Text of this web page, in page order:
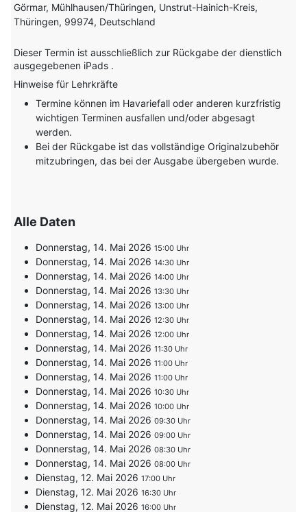
Görmar, Mühlhausen/Thüringen, Unstrut-Hainich-Kreis,
Thüringen, 99974, Deutschland
Dieser Termin ist ausschließlich zur Rückgabe der dienstlich
ausgegebenen iPads .
Hinweise für Lehrkräfte
Termine können im Havariefall oder anderen kurzfristig
wichtigen Terminen ausfallen und/oder abgesagt
werden.
Bei der Rückgabe ist das vollständige Originalzubehör
mitzubringen, das bei der Ausgabe übergeben wurde.
Alle Daten
Donnerstag, 14. Mai 202615:00
Donnerstag, 14. Mai 202614:30
Donnerstag, 14. Mai 202614:00
Donnerstag, 14. Mai 202613:30
Donnerstag, 14. Mai 202613:00
Donnerstag, 14. Mai 202612:30
Donnerstag, 14. Mai 202612:00
Donnerstag, 14. Mai 202611:30
Donnerstag, 14. Mai 202611:00
Donnerstag, 14. Mai 202611:00
Donnerstag, 14. Mai 202610:30
Donnerstag, 14. Mai 202610:00
Donnerstag, 14. Mai 202609:30
Donnerstag, 14. Mai 202609:00
Donnerstag, 14. Mai 202608:30
Donnerstag, 14. Mai 202608:00
Dienstag, 12. Mai 202617:00
Dienstag, 12. Mai 202616:30
Dienstag, 12. Mai 202616:00